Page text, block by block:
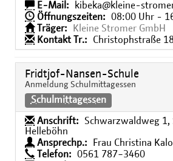
E-Mail:
kibeka@kleine-
Öffnungszeiten:
08:00 Uhr -
Träger:
Kleine Stromer GmbH
Kontakt Tr.:
Christophstraße
Fridtjof-Nansen-Schule
Anmeldung Schulmittagessen
Schulmittagessen
Anschrift:
Schwarzwaldweg
Helleböhn
Ansprechp.:
Frau Christina
Telefon:
0561 787−3460